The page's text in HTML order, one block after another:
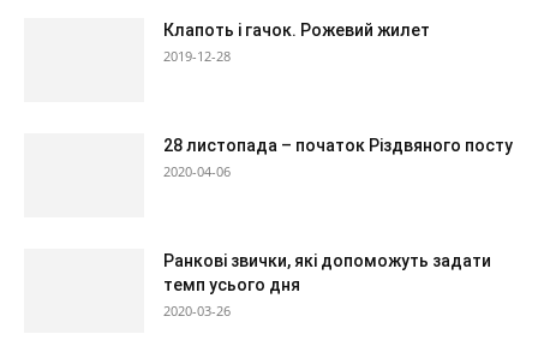
Клапоть і гачок. Рожевий жилет
2019-12-28
28 листопада – початок Різдвяного посту
2020-04-06
Ранкові звички, які допоможуть задати
темп усього дня
2020-03-26